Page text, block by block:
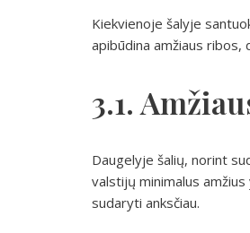
Kiekvienoje šalyje
apibūdina amžiaus ribos,
3.1.
Daugelyje šalių, norint
valstijų minimalus
sudaryti anksčiau.